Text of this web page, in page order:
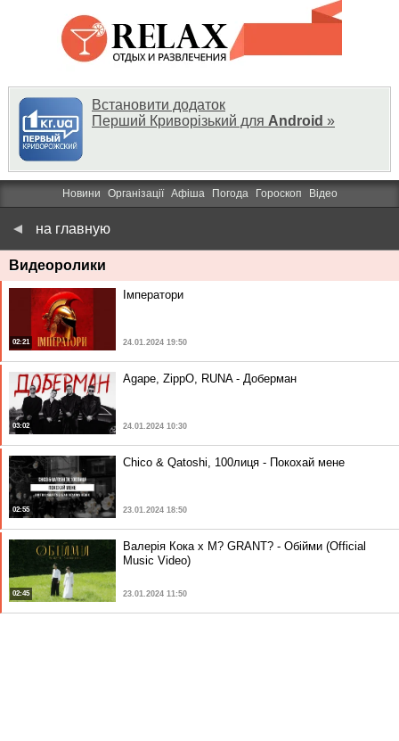
Встановити додаток
Перший Криворізький для Android »
Новини Організації Афіша Погода Гороскоп Відео
на главную
Видеоролики
02:21
Імператори
24.01.2024 19:50
03:02
Agape, ZippO, RUNA - Доберман
24.01.2024 10:30
02:55
Chico & Qatoshi, 100лиця - Покохай мене
23.01.2024 18:50
02:45
Валерія Кока x M? GRANT? - Обійми (Official
Music Video)
23.01.2024 11:50